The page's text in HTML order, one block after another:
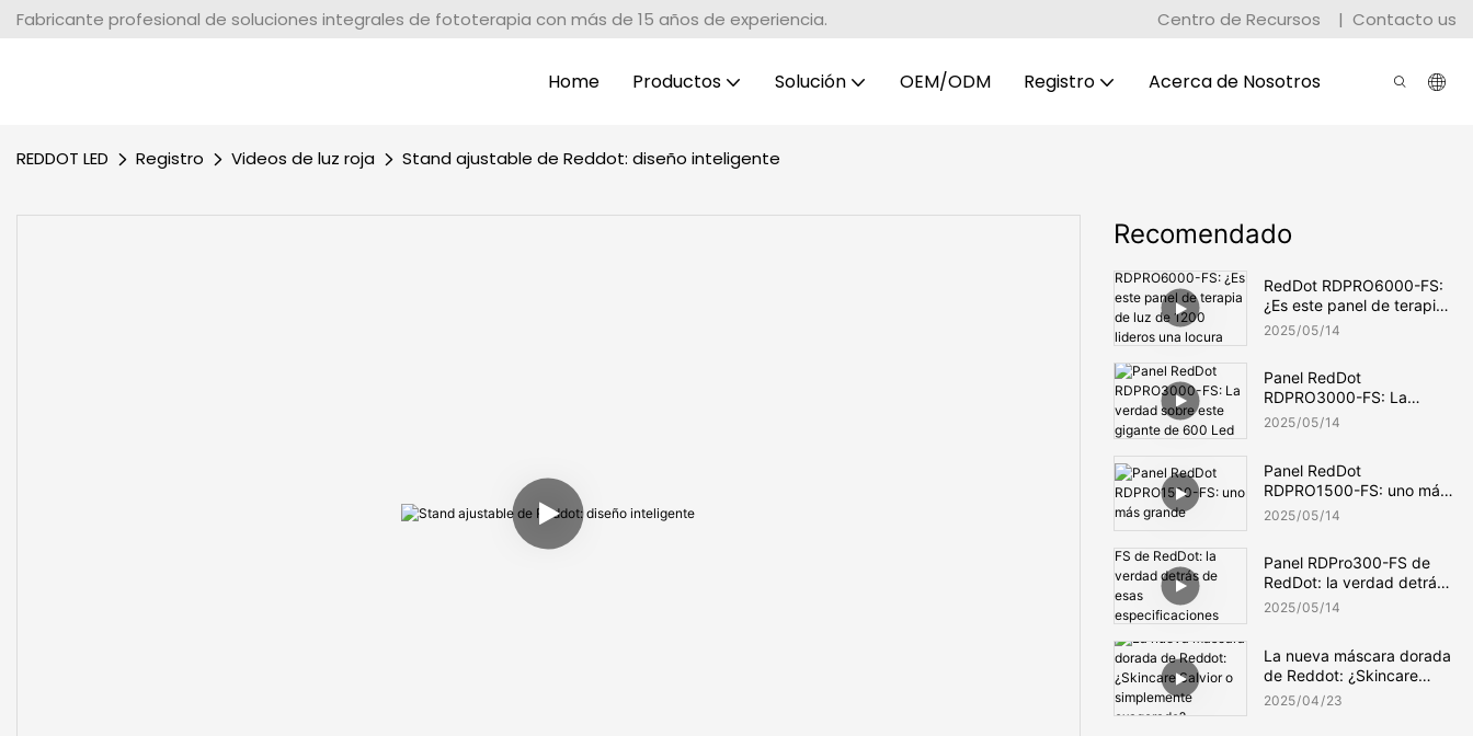
Fabricante profesional de soluciones integrales de fototerapia con más de 15 años de experiencia. Centro de Recursos | Contacto us
Home Productos Solución OEM/ODM Registro Acerca de Nosotros
REDDOT LED Registro Videos de luz roja Stand ajustable de Reddot: diseño inteligente
Recomendado
RedDot RDPRO6000-FS:
¿Es este panel de terapia
de luz de 1200 lideros una
2025 05 14
Panel RedDot
RDPRO3000-FS: La
verdad sobre este gigante
2025 05 14
Panel RedDot
RDPRO1500-FS: uno más
grande
2025 05 14
Panel RDPro300-FS de
RedDot: la verdad detrás
de esas especificaciones
2025 05 14
La nueva máscara dorada
de Reddot: ¿Skincare
Salvior o simplemente
2025 04 23